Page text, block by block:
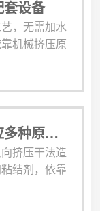
套设备
，无需加水
机械挤压原
，全程常温
等繁琐工
成本和能耗
，符合环保
优势，设备
可根据市
华强重工对辊挤压造粒机适应多种原料造粒
挤压干法造
结剂，依靠
，简化整套